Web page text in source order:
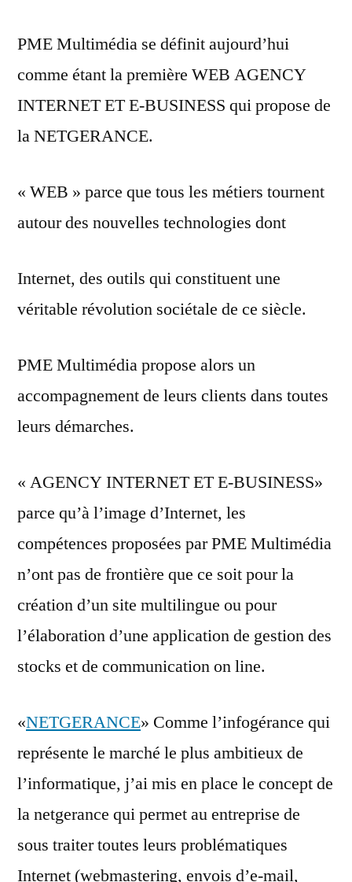
PME Multimédia se définit aujourd’hui
comme étant la première WEB AGENCY
INTERNET ET E-BUSINESS qui propose de
la NETGERANCE.
« WEB » parce que tous les métiers tournent
autour des nouvelles technologies dont
Internet, des outils qui constituent une
véritable révolution sociétale de ce siècle.
PME Multimédia propose alors un
accompagnement de leurs clients dans toutes
leurs démarches.
« AGENCY INTERNET ET E-BUSINESS»
parce qu’à l’image d’Internet, les
compétences proposées par PME Multimédia
n’ont pas de frontière que ce soit pour la
création d’un site multilingue ou pour
l’élaboration d’une application de gestion des
stocks et de communication on line.
«NETGERANCE» Comme l’infogérance qui
représente le marché le plus ambitieux de
l’informatique, j’ai mis en place le concept de
la netgerance qui permet au entreprise de
sous traiter toutes leurs problématiques
Internet (webmastering, envois d’e-mail,